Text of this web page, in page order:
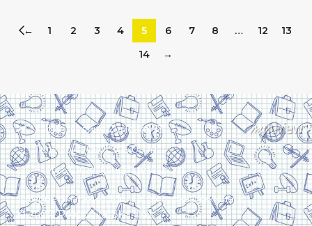
← 1 2 3 4 5 6 7 8 … 12
13
14
→
Харків, вулиця Сумська, 13
Телефон: (050) 305-05-41
E-Mail: torsingplus@gmail.com
Інтернет-магазин Торсінг. Усі права захищені
© 2024. Розробка:Skill Unit